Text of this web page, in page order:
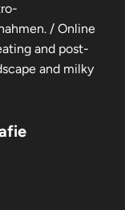
/ Online
and post-
and milky